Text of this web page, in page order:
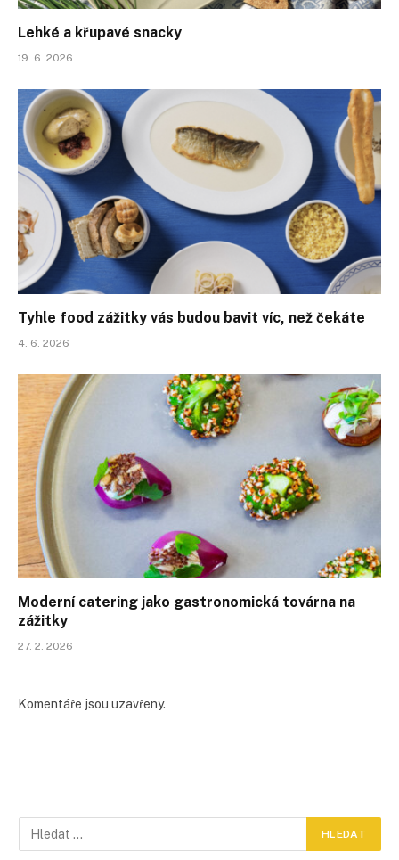
Lehké a křupavé snacky
19. 6. 2026
Tyhle food zážitky vás budou bavit víc, než čekáte
4. 6. 2026
Moderní catering jako gastronomická továrna na
zážitky
27. 2. 2026
Komentáře jsou uzavřeny.